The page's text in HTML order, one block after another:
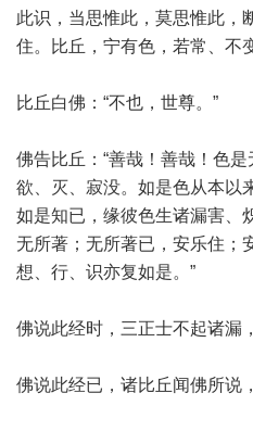
此识，当思惟此，莫思惟此，
住。比丘，宁有色，若常、不
比丘白佛：“不也，世尊。”
佛告比丘：“善哉！善哉！色
欲、灭、寂没。如是色从本以
如是知已，缘彼色生诸漏害、
无所著；无所著已，安乐住；
想、行、识亦复如是。”
佛说此经时，三正士不起诸漏
佛说此经已，诸比丘闻佛所说